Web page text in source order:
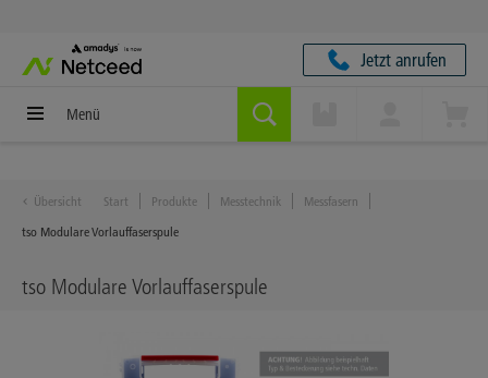
Jetzt anrufen
Menü
Übersicht Start Produkte Messtechnik
Messfasern
tso Modulare Vorlauffaserspule
tso Modulare Vorlauffaserspule